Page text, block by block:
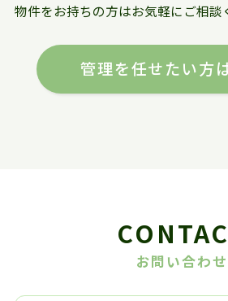
物件をお持ちの方はお気軽にご相談
管理を任せたい方
お問い合わせ